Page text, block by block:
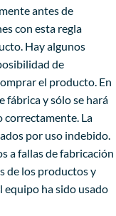
antes de
con esta regla
Hay algunos
de
el producto. En
fábrica y sólo se hará
correctamente. La
por uso indebido.
a fallas de fabricación
de los productos y
equipo ha sido usado